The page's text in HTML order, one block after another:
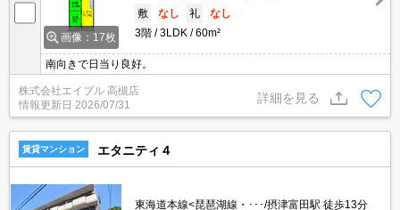
画像：17枚
敷
なし 礼
なし
3階
3LDK 60m²
南向きで日当り良好。
株式会社エイブル 高槻店
情報更新日 2026/07/31
詳細を見る
賃貸マンション エタニティ４
東海道本線<琵琶湖線・･･･/摂津富田駅 徒歩13分